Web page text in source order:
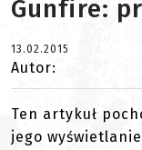
Gunfire:
13.02.2015
Autor:
Ten artykuł
jego